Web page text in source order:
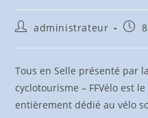
Auteur/autrice
la
publication :
administrateur
Tous en Selle présenté par
cyclotourisme – FFVélo est
entièrement dédié au vélo